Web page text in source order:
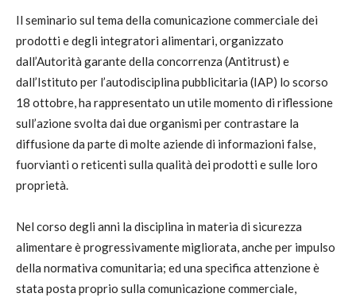
Il seminario sul tema della comunicazione commerciale dei
prodotti e degli integratori alimentari, organizzato
dall’Autorità garante della concorrenza (Antitrust) e
dall’Istituto per l’autodisciplina pubblicitaria (IAP) lo scorso
18 ottobre, ha rappresentato un utile momento di riflessione
sull’azione svolta dai due organismi per contrastare la
diffusione da parte di molte aziende di informazioni false,
fuorvianti o reticenti sulla qualità dei prodotti e sulle loro
proprietà.
Nel corso degli anni la disciplina in materia di sicurezza
alimentare è progressivamente migliorata, anche per impulso
della normativa comunitaria; ed una specifica attenzione è
stata posta proprio sulla comunicazione commerciale,